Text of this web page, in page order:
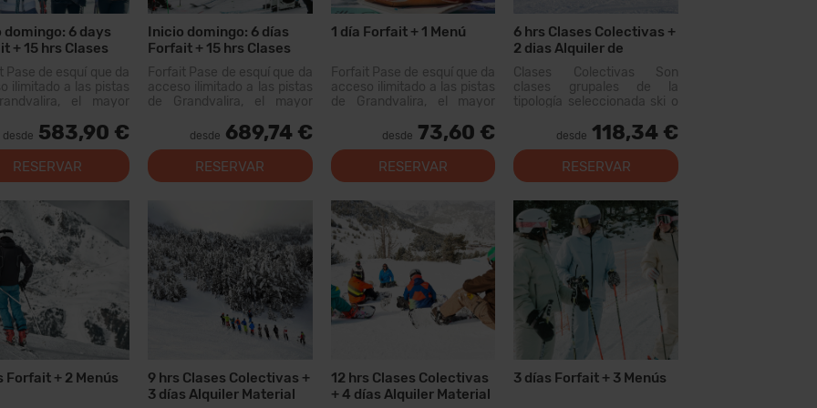
domingo: 6 days
+ 15 hrs Clases
+ 6 Menús
Pase de esquí que da
ilimitado a las pistas
el mayor
Con este forfait
recorrer más de 200
pistas, con opciones
los niveles,
desde 583,90 €
RESERVAR
Inicio domingo: 6 días
Forfait + 15 hrs Clases
Colectivas + 6 Menús + 6
días Alquiler Material
Forfait Pase de esquí que da
acceso ilimitado a las pistas
de Grandvalira, el mayor
Pirineos. Con este forfait
podrás recorrer más de 200
km de pistas, con opciones
para todos los niveles,
desde 689,74 €
RESERVAR
1 día Forfait + 1 Menú
Forfait Pase de esquí que da
acceso ilimitado a las pistas
de Grandvalira, el mayor
Pirineos. Con este forfait
podrás recorrer más de 200
km de pistas, con opciones
para todos los niveles,
desde 73,60 €
RESERVAR
6 hrs Clases Colectivas +
2 dias Alquiler de
Material
Clases Colectivas Son
clases grupales de la
tipología seleccionada ski o
otras personas que tienen
un nivel similar. El primer
día...
desde 118,34 €
RESERVAR
Forfait + 2 Menús
9 hrs Clases Colectivas +
3 días Alquiler Material
12 hrs Clases Colectivas
+ 4 días Alquiler Material
3 días Forfait + 3 Menús